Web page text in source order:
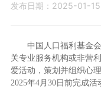
发布日期：2025-01-15
中国人口福利基金
关专业服务机构或非营
爱活动，策划并组织心
2025年4月30日前完成